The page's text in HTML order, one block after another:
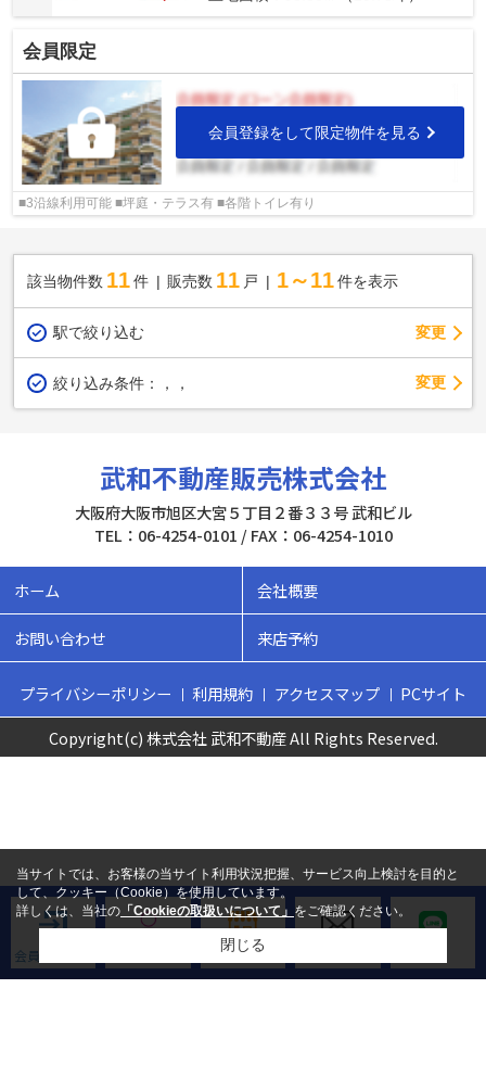
会員限定
会員登録をして限定物件を見る
■3沿線利用可能 ■坪庭・テラス有 ■各階トイレ有り
該当物件数 11件 販売数 11 戸 1～11 件を表示
駅で絞り込む 変更
絞り込み条件： ，， 変更
会員ログイン 来店予約
武和不動産販売株式会社
大阪府大阪市旭区大宮５丁目２番３３号 武和ビル
TEL：06-4254-0101 / FAX：06-4254-1010
ホーム 会社概要
お問い合わせ 来店予約
プライバシーポリシー 利用規約 アクセスマップ
PCサイト
Copyright(c) 株式会社 武和不動産 All Rights Reserved.
当サイトでは、お客様の当サイト利用状況把握、サービス向上検討を目的と
して、クッキー（Cookie）を使用しています。
詳しくは、当社の 「Cookieの取扱いについて」 をご確認ください。
閉じる